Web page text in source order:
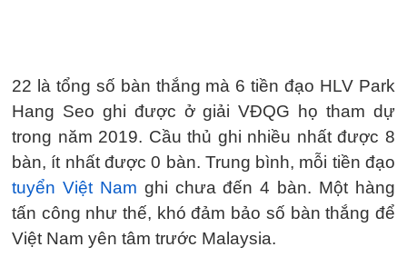
22 là tổng số bàn thắng mà 6 tiền đạo HLV Park
Hang Seo ghi được ở giải VĐQG họ tham dự
trong năm 2019. Cầu thủ ghi nhiều nhất được 8
bàn, ít nhất được 0 bàn. Trung bình, mỗi tiền đạo
tuyển Việt Nam ghi chưa đến 4 bàn. Một hàng
tấn công như thế, khó đảm bảo số bàn thắng để
Việt Nam yên tâm trước Malaysia.